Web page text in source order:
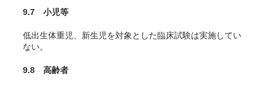
9.7 小児等
低出生体重児、新生児を対象とした臨床試験は実施してい
ない。
9.8 高齢者